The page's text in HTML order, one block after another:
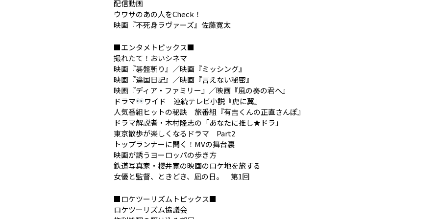
配信動画
ウワサのあの人をCheck！
映画『不死身ラヴァーズ』佐藤寛太
■エンタメトピックス■
撮れたて！おいシネマ
映画『碁盤斬り』／映画『ミッシング』
映画『違国日記』／映画『言えない秘密』
映画『ディア・ファミリー』／映画『風の奏の君へ』
ドラマ
ワイド 連続テレビ小説『虎に翼』
人気番組ヒットの秘訣 旅番組『有吉くんの正直さんぽ』
ドラマ解説者・木村隆志の「あなたに推し★ドラ」
東京散歩が楽しくなるドラマ Part2
トップランナーに聞く！MVの舞台裏
映画が誘うヨーロッパの歩き方
鉄道写真家・櫻井寛の映画のロケ地を旅する
女優と監督、ときどき、凪の日。 第1回
■ロケツーリズムトピックス■
ロケツーリズム協議会